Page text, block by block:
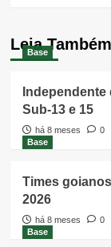
Leia Também
Base
Sub-13 e 15
há 8 meses
0
Base
Times
2026
há 8 meses
0
Base